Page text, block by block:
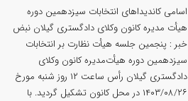
اسامی کاندیداهای انتخابات سیزدهمین دوره
هیأت مدیره کانون وکلای دادگستری گیلان نبض
خبر : پنجمین جلسه هیأت نظارت بر انتخابات
سیزدهمین دوره هیأت‌مدیره کانون وکلای
دادگستری گیلان رأس ساعت ۱۲ روز شنبه مورخ
۱۴۰۳/۰۸/۲۶ در محل کانون تشکیل گردید. با